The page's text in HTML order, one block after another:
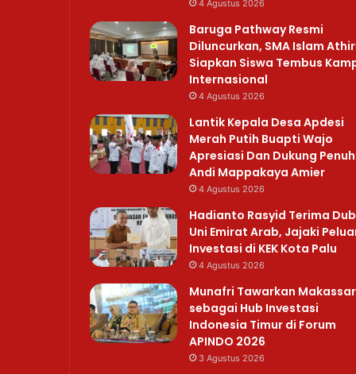
4 Agustus 2026
Baruga Pathway Resmi
Diluncurkan, SMA Islam
Siapkan Siswa Tembus
Internasional
4 Agustus 2026
Lantik Kepala Desa Apdesi
Merah Putih Buapti Wajo
Apresiasi Dan Dukung Penuh
Andi Mappakaya Amier
4 Agustus 2026
Hadianto Rasyid Terima
Uni Emirat Arab, Jajaki
Investasi di KEK Kota Palu
4 Agustus 2026
Munafri Tawarkan Makassar
sebagai Hub Investasi
Indonesia Timur di Forum
APINDO 2026
3 Agustus 2026